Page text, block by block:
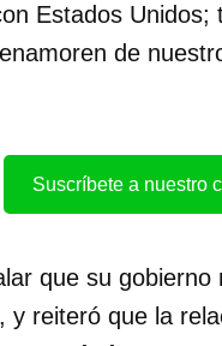
Estados
de
Suscríbete a nuestro
que su
y reiteró que la